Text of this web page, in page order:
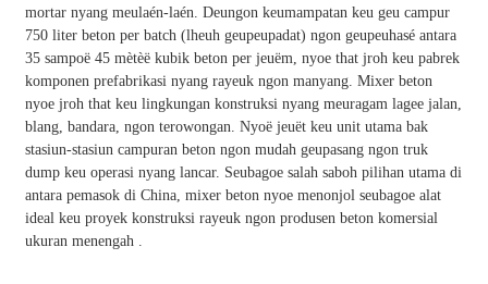
mortar nyang meulaén-laén. Deungon keumampatan keu geu campur
750 liter beton per batch (lheuh geupeupadat) ngon geupeuhasé antara
35 sampoë 45 mètèë kubik beton per jeuëm, nyoe that jroh keu pabrek
komponen prefabrikasi nyang rayeuk ngon manyang. Mixer beton
nyoe jroh that keu lingkungan konstruksi nyang meuragam lagee jalan,
blang, bandara, ngon terowongan. Nyoë jeuët keu unit utama bak
stasiun-stasiun campuran beton ngon mudah geupasang ngon truk
dump keu operasi nyang lancar. Seubagoe salah saboh pilihan utama di
antara pemasok di China, mixer beton nyoe menonjol seubagoe alat
ideal keu proyek konstruksi rayeuk ngon produsen beton komersial
ukuran menengah .